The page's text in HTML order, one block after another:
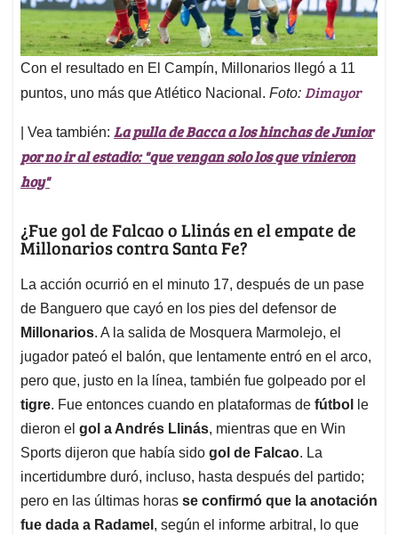
Con el resultado en El Campín, Millonarios llegó a 11
puntos, uno más que Atlético Nacional. Foto: Dimayor
| Vea también: La pulla de Bacca a los hinchas de Junior
por no ir al estadio: "que vengan solo los que vinieron
hoy"
¿Fue gol de Falcao o Llinás en el empate de
Millonarios contra Santa Fe?
La acción ocurrió en el minuto 17, después de un pase
de Banguero que cayó en los pies del defensor de
Millonarios. A la salida de Mosquera Marmolejo, el
jugador pateó el balón, que lentamente entró en el arco,
pero que, justo en la línea, también fue golpeado por el
tigre. Fue entonces cuando en plataformas de fútbol
le
dieron el gol a Andrés Llinás, mientras que en Win
Sports dijeron que había sido gol de Falcao. La
incertidumbre duró, incluso, hasta después del partido;
pero en las últimas horas se confirmó que la anotación
fue dada a Radamel , según el informe arbitral, lo que